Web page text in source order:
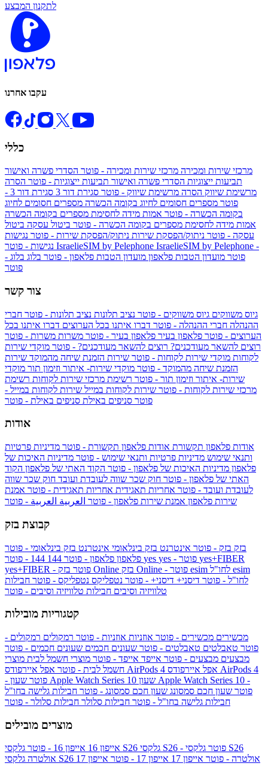
לתקנון המבצע
עקבו אחרנו
כללי
מרכזי שירות ומכירה מרכזי שירות ומכירה - פוטר הסדרי פשרה ואישור
תביעות ייצוגיות הסדרי פשרה ואישור תביעות ייצוגיות - פוטר הסרה
מרשימת שיווק הסרה מרשימת שיווק - פוטר סגירת דור 3
סגירת דור 3 -
פוטר מספרים חסומים לחיוג בקומה הכשרה מספרים חסומים לחיוג
בקומה הכשרה - פוטר אמות מידה לחסימת מספרים בקומה הכשרה
אמות מידה לחסימת מספרים בקומה הכשרה - פוטר ביטול עסקה ביטול
עסקה - פוטר ניתוק/הפסקת שירות ניתוק/הפסקת שירות - פוטר נגישות
IsraelieSIM by Pelephone IsraelieSIM by Pelephone -
פוטר מועדון הטבות פלאפון מועדון הטבות פלאפון - פוטר בלוג בלוג -
פוטר
צור קשר
גיוס משווקים גיוס משווקים - פוטר נציב תלונות נציב תלונות - פוטר חברי
ההנהלה חברי ההנהלה - פוטר דברו איתנו בכל הערוצים דברו איתנו בכל
הערוצים - פוטר פלאפון בעיר פלאפון בעיר - פוטר משרות משרות - פוטר
רוצים להשאר מעודכנים? רוצים להשאר מעודכנים? - פוטר מוקדי שירות
לקוחות מוקדי שירות לקוחות - פוטר שירות הזמנת שיחה מהמוקד שירות
הזמנת שיחה מהמוקד - פוטר מוקדי שירות- איתור וזימון תור מוקדי
שירות- איתור וזימון תור - פוטר רשימת מרכזי שירות לקוחות רשימת
מרכזי שירות לקוחות - פוטר שירות לקוחות במייל שירות לקוחות במייל -
פוטר סניפים באילת סניפים באילת - פוטר
אודות
אודות פלאפון תקשורת אודות פלאפון תקשורת - פוטר מדיניות פרטיות
ותנאי שימוש מדיניות פרטיות ותנאי שימוש - פוטר מדיניות האיכות של
פלאפון מדיניות האיכות של פלאפון - פוטר הקוד האתי של פלאפון הקוד
האתי של פלאפון - פוטר חוק שכר שווה לעובדת ועובד חוק שכר שווה
לעובדת ועובד - פוטר אחריות תאגידית אחריות תאגידית - פוטר אמנת
שירות פלאפון אמנת שירות פלאפון - פוטר العربية العربية - פוטר
קבוצת בזק
בזק בזק - פוטר אינטרנט בזק בינלאומי אינטרנט בזק בינלאומי - פוטר
פלאפון פלאפון - פוטר 144 yes
yes+FIBER
yes+FIBER - פוטר בזק Online
esim
לחו"ל - פוטר דיסני+ דיסני+ - פוטר נטפליקס נטפליקס - פוטר חבילות
טלוויזיה וסיבים חבילות טלוויזיה וסיבים - פוטר
קטגוריות מובילות
מכשירים מכשירים - פוטר אוזניות אוזניות - פוטר רמקולים רמקולים -
פוטר טאבלטים טאבלטים - פוטר שעונים חכמים שעונים חכמים - פוטר
מבצעים מבצעים - פוטר אייפד אייפד - פוטר מוצרי חשמל לבית מוצרי
חשמל לבית - פוטר אפל איירפודס AirPods 4 אפל איירפודס AirPods 4
- פוטר שעון Apple Watch Series 10 שעון Apple Watch Series 10 -
פוטר שעון חכם סמסונג שעון חכם סמסונג - פוטר חבילות גלישה בחו"ל
חבילות גלישה בחו"ל - פוטר חבילות סלולר חבילות סלולר - פוטר
מוצרים מובילים
אייפון 16 אייפון 16 - פוטר גלקסי S26 גלקסי S26 - פוטר גלקסי S26
אולטרה
גלקסי S26 אולטרה - פוטר אייפון 17 אייפון 17 - פוטר
אייפון 17